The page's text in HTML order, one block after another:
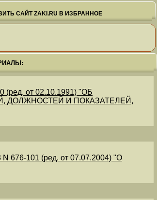
САЙТ ZAKI.RU В ИЗБРАННОЕ
от 02.10.1991) "ОБ
ДОЛЖНОСТЕЙ И ПОКАЗАТЕЛЕЙ,
101 (ред. от 07.07.2004) "О